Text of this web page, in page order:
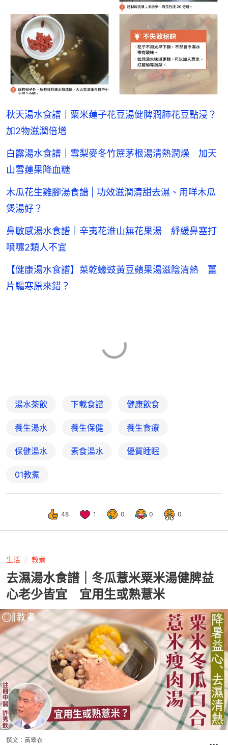
秋天湯水食譜｜粟米蓮子花豆湯健脾潤肺花豆點浸？
加2物滋潤倍增
白露湯水食譜｜雪梨麥冬竹䉀茅根湯清熱潤燥 加天
山雪蓮果降血糖
木瓜花生雞腳湯食譜 | 功效滋潤清甜去濕、用咩木瓜
煲湯好？
鼻敏感湯水食譜｜辛夷花淮山無花果湯 紓緩鼻塞打
噴嚏2類人不宜
【健康湯水食譜】菜乾蠔豉黃豆蘋果湯滋陰清熱 薑
片驅寒原來錯？
湯水茶飲 下載食譜 健康飲食
養生湯水 養生保健 養生食療
保健湯水 素食湯水 優質睡眠
01教煮
48 1 0 0 0
生活 教煮
去濕湯水食譜｜冬瓜薏米粟米湯健脾益
心老少皆宜 宜用生或熟薏米
撰文： 黃翠衣